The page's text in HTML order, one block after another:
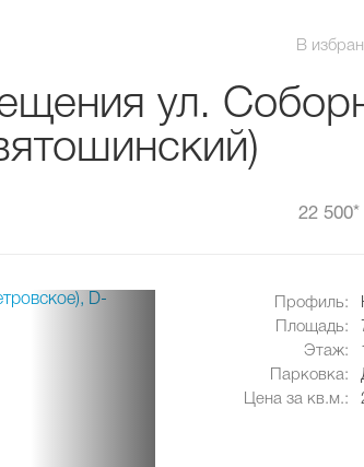
В
ул.
22 500*
Профиль:
Площадь:
Этаж:
Парковка:
Цена за кв.м.: